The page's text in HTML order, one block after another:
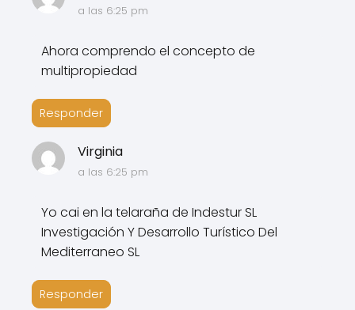
a las 6:25 pm
Ahora comprendo el concepto de
multipropiedad
Responder
Virginia
a las 6:25 pm
Yo cai en la telaraña de Indestur SL
Investigación Y Desarrollo Turístico Del
Mediterraneo SL
Responder